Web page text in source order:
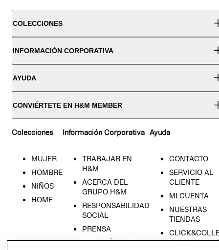
COLECCIONES
INFORMACIÓN CORPORATIVA
AYUDA
CONVIÉRTETE EN H&M MEMBER
Colecciones
MUJER
HOMBRE
NIÑOS
HOME
Información Corporativa
TRABAJAR EN
H&M
ACERCA DEL
GRUPO H&M
RESPONSABILIDAD
SOCIAL
PRENSA
RELACIÓN CON
Ayuda
CONTACTO
SERVICIO AL
CLIENTE
MI CUENTA
NUESTRAS
TIENDAS
- RETIRO EN